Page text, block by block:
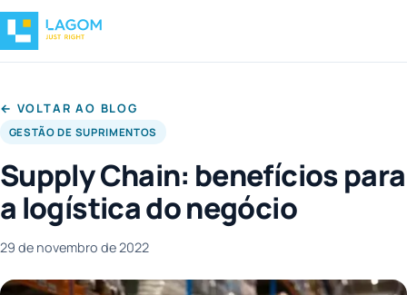
← VOLTAR AO BLOG
GESTÃO DE SUPRIMENTOS
Supply Chain: benefícios para
a logística do negócio
29 de novembro de 2022